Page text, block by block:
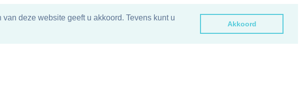
deze website geeft u akkoord. Tevens kunt u
Akkoord